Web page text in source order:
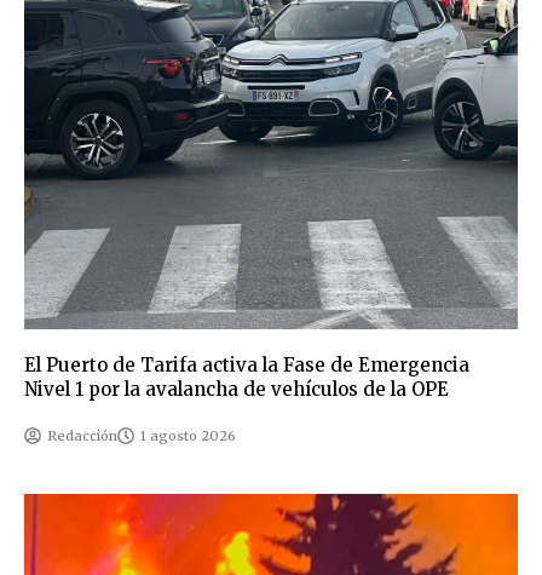
El Puerto de Tarifa activa la Fase de Emergencia
Nivel 1 por la avalancha de vehículos de la OPE
Redacción 1 agosto 2026